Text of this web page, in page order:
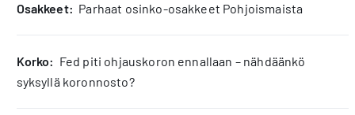
osakkeet: Parhaat osinko-osakkeet Pohjoismaista
korko: Fed piti ohjauskoron ennallaan – nähdäänkö
syksyllä koronnosto?